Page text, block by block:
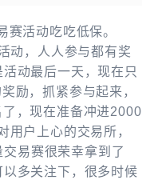
活动吃吃低保。
动，人人参与都有奖
动最后一天，现在只
励，抓紧参与起来，
，现在准备冲进2000
用户上心的交易所，
易赛很荣幸拿到了
多关注下，很多时候